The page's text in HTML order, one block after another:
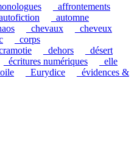
_affrontements
_automne
_chevaux
_cheveux
_corps
_dehors
_désert
_écritures numériques
_elle
_Eurydice
_évidences &